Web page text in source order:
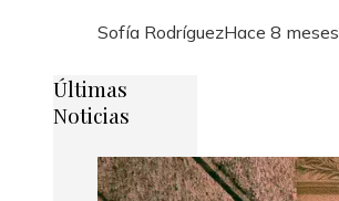
Sofía RodríguezHace 8 meses
Últimas
Noticias